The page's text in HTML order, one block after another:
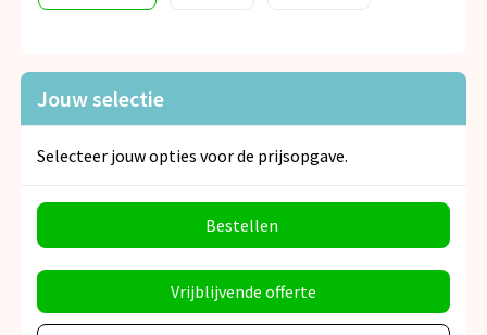
Jouw selectie
Selecteer jouw opties voor de prijsopgave.
Bestellen
Vrijblijvende offerte